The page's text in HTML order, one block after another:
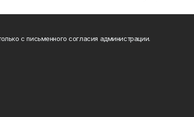
с письменного согласия администрации.